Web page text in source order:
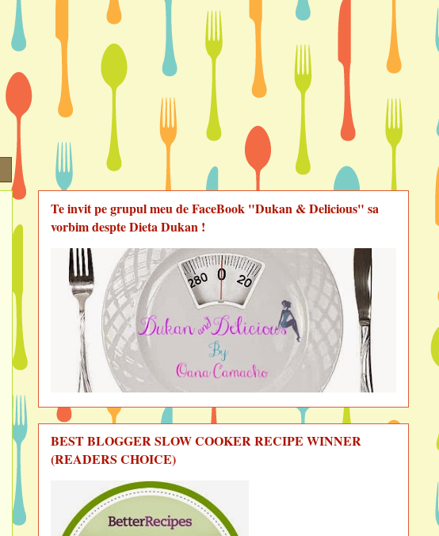
Te invit pe grupul meu de FaceBook "Dukan & Delicious" sa
vorbim despte Dieta Dukan !
BEST BLOGGER SLOW COOKER RECIPE WINNER
(READERS CHOICE)